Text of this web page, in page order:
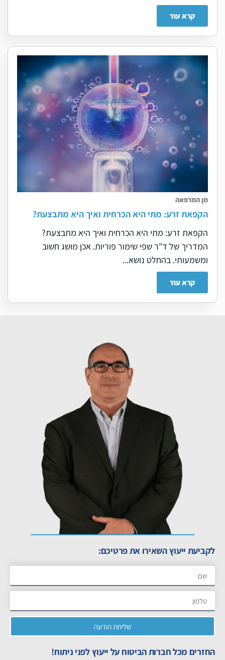
לקביעת ייעוץ השאירו את פרטיכם:
שליחת הודעה
החזרים מכל חברות הביטוח על ייעוץ לפני ניתוח!
קרא עוד
מן המרפאה
הקפאת זרע: מתי היא הכרחית ואיך היא מתבצעת?
הקפאת זרע: מתי היא הכרחית ואיך היא מתבצעת?
המדריך של ד"ר שפי שימור פוריות. אכן מושג חשוב
ומשמעותי. בהחלט נושא...
קרא עוד